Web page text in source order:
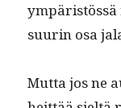
suurin osa
Mut­ta jos ne